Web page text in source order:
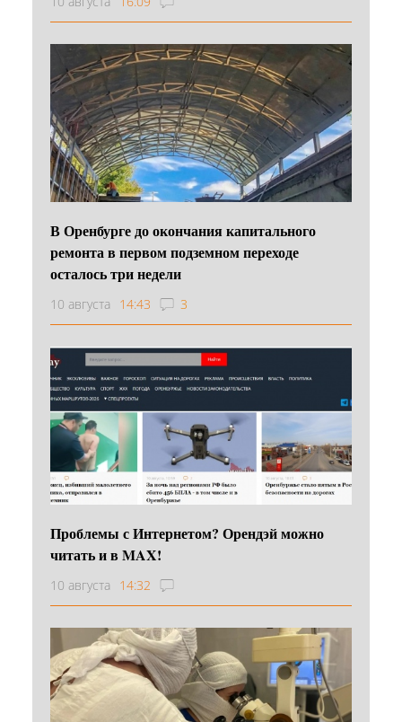
В Оренбурге до окончания капитального
ремонта в первом подземном переходе
осталось три недели
10 августа 14:43 3
Проблемы с Интернетом? Орендэй можно
читать и в MAX!
10 августа 14:32